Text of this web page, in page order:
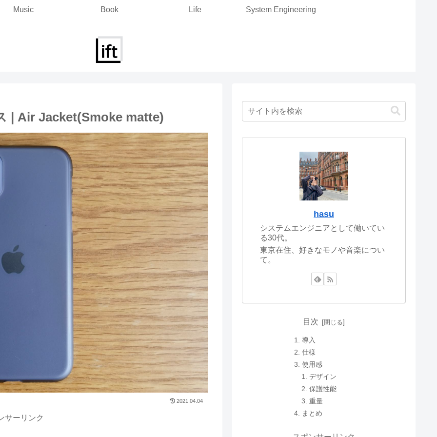
Music Book Life System Engineering
| Air Jacket(Smoke matte)
2021.04.04
サーリンク
hasu
システムエンジニアとして働いてい
る30代。
東京在住、好きなモノや音楽につい
て。
目次
導入
仕様
使用感
デザイン
保護性能
重量
まとめ